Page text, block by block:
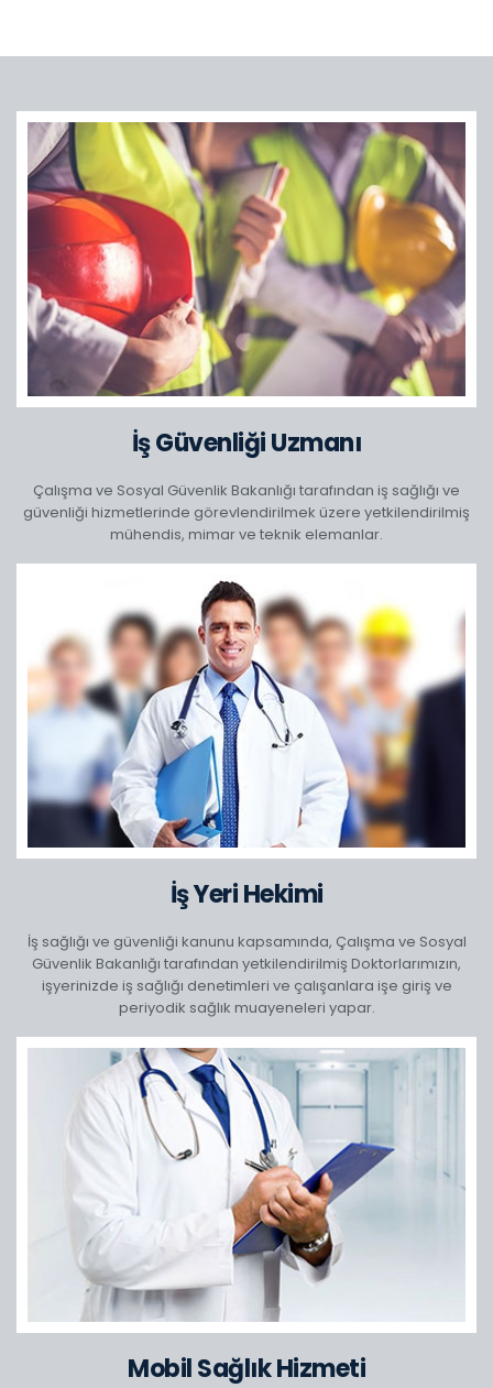
İş Güvenliği Uzmanı
Çalışma ve Sosyal Güvenlik Bakanlığı tarafından iş sağlığı ve
güvenliği hizmetlerinde görevlendirilmek üzere yetkilendirilmiş
mühendis, mimar ve teknik elemanlar.
İş Yeri Hekimi
İş sağlığı ve güvenliği kanunu kapsamında, Çalışma ve Sosyal
Güvenlik Bakanlığı tarafından yetkilendirilmiş Doktorlarımızın,
işyerinizde iş sağlığı denetimleri ve çalışanlara işe giriş ve
periyodik sağlık muayeneleri yapar.
Mobil Sağlık Hizmeti